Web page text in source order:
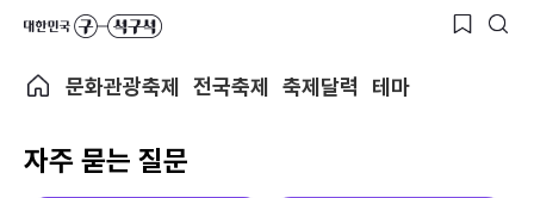
문화관광축제 전국축제 축제달력 테마
자주 묻는 질문